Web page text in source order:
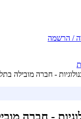
/ הרשמה
- חברה מובילה